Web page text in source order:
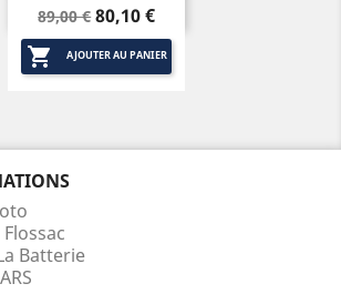
Prix
de
base
89,00 €Prix
80,10 €
 AJOUTER AU PANIER
Batterie